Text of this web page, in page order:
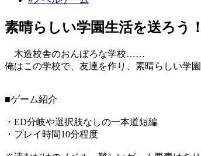
素晴らしい学園生活を送ろう！
木造校舎のおんぼろな学校……
俺はこの学校で、友達を作り、素晴らしい学
■ゲーム紹介
・ED分岐や選択肢なしの一本道短編
・プレイ時間10分程度